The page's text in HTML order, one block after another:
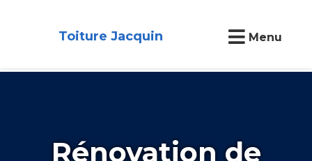
Toiture Jacquin Menu
Rénovation de